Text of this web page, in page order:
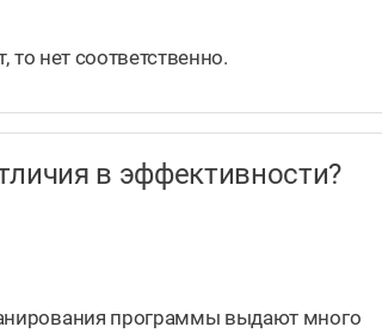
то нет соответственно.
в эффективности?
программы выдают много